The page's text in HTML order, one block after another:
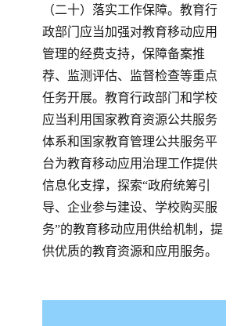
（二十）落实工作保障。教育行
政部门应当加强对教育移动应用
管理的经费支持，保障备案推
荐、监测评估、监督检查等重点
任务开展。教育行政部门和学校
应当利用国家教育资源公共服务
体系和国家教育管理公共服务平
台为教育移动应用治理工作提供
信息化支撑，探索“政府统筹引
导、企业参与建设、学校购买服
务”的教育移动应用供给机制，提
供优质的教育资源和应用服务。